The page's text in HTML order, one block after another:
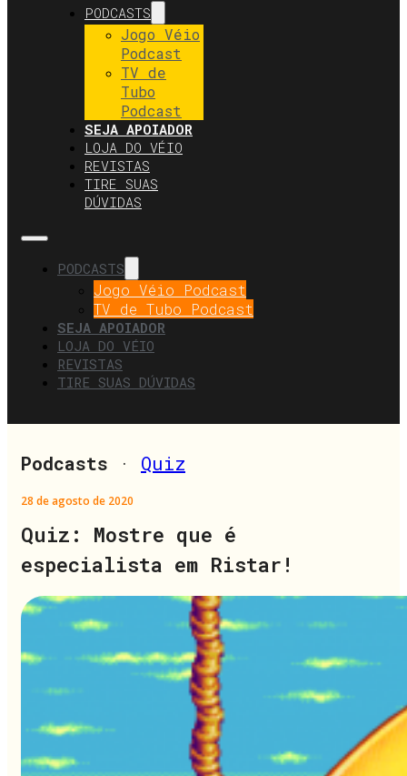
PODCASTS
Jogo Véio
Podcast
TV de
Tubo
Podcast
SEJA APOIADOR
LOJA DO VÉIO
REVISTAS
TIRE SUAS
DÚVIDAS
PODCASTS
Jogo Véio Podcast
TV de Tubo Podcast
SEJA APOIADOR
LOJA DO VÉIO
REVISTAS
TIRE SUAS DÚVIDAS
Podcasts · Quiz
28 de agosto de 2020
Quiz: Mostre que é
especialista em Ristar!